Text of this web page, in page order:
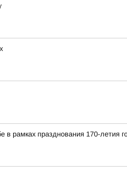
рамках празднования 170-летия